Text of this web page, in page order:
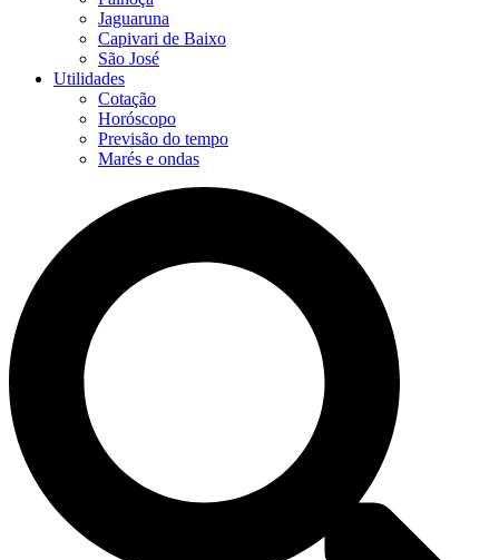
Jaguaruna
Capivari de Baixo
São José
Utilidades
Cotação
Horóscopo
Previsão do tempo
Marés e ondas